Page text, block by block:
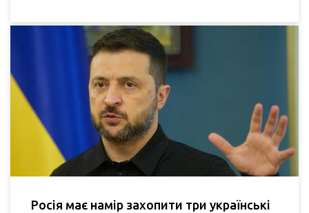
Росія має намір захопити три українські